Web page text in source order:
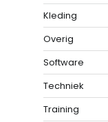
Kleding
Overig
Software
Techniek
Training